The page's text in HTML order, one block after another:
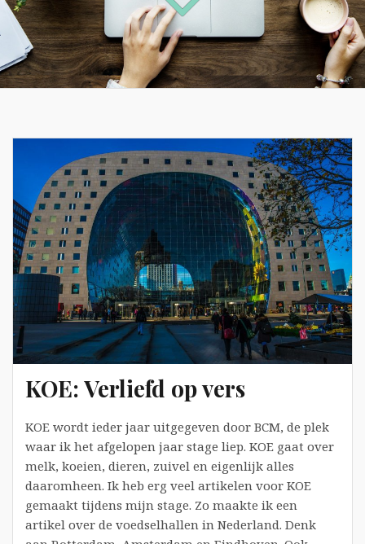
KOE: Verliefd op vers
KOE wordt ieder jaar uitgegeven door BCM, de plek
waar ik het afgelopen jaar stage liep. KOE gaat over
melk, koeien, dieren, zuivel en eigenlijk alles
daaromheen. Ik heb erg veel artikelen voor KOE
gemaakt tijdens mijn stage. Zo maakte ik een
artikel over de voedselhallen in Nederland. Denk